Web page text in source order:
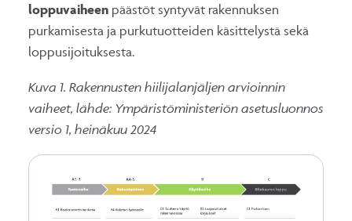
loppuvaiheen päästöt syntyvät rakennuksen
purkamisesta ja purkutuotteiden käsittelystä sekä
loppusijoituksesta.
Kuva 1. Rakennusten hiilijalanjäljen arvioinnin
vaiheet, lähde: Ympäristöministeriön asetusluonnos
versio 1, heinäkuu 2024